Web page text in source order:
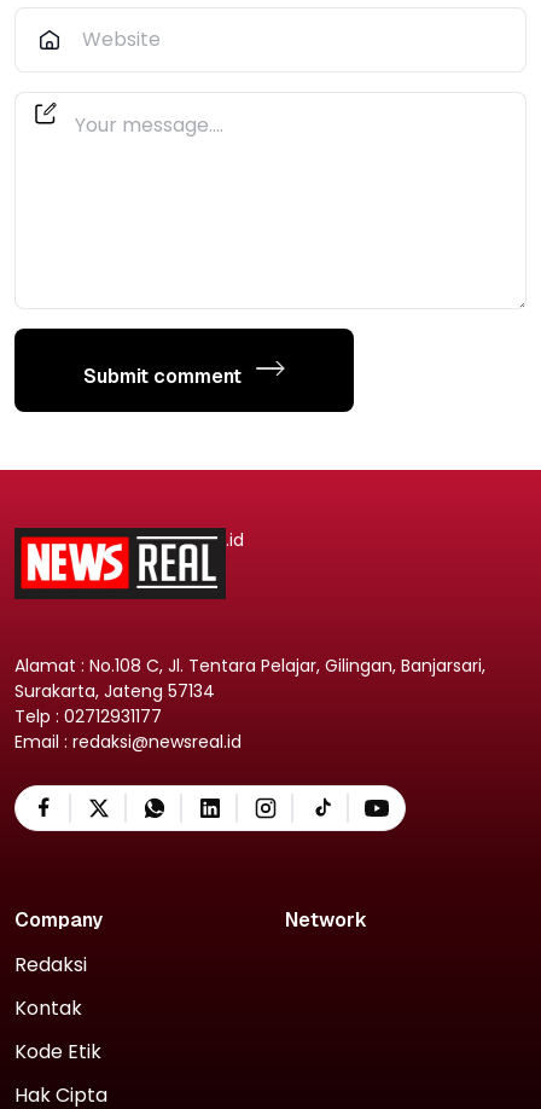
Submit comment
.id
Alamat : No.108 C, Jl. Tentara Pelajar, Gilingan, Banjarsari,
Surakarta, Jateng 57134
Telp : 02712931177
Email : redaksi@newsreal.id
Company
Redaksi
Kontak
Kode Etik
Hak Cipta
Network